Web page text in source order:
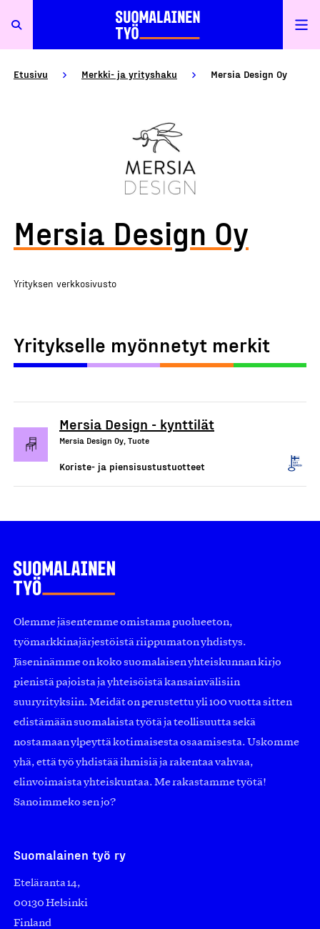
Etusivu Merkki- ja yrityshaku Mersia Design Oy
Mersia Design Oy
Yrityksen verkkosivusto
Yritykselle myönnetyt merkit
Mersia Design - kynttilät
Mersia Design Oy, Tuote
Koriste- ja piensisustustuotteet
Olemme jäsentemme omistama puolueeton,
työmarkkinajärjestöistä riippumaton yhdistys.
Jäseninämme on koko suomalaisen yhteiskunnan kirjo
pienistä pajoista ja yhteisöistä kansainvälisiin
suuryrityksiin. Meidät on perustettu yli 100 vuotta sitten
edistämään suomalaista työtä ja teollisuutta sekä
nostamaan ylpeyttä kotimaisesta osaamisesta. Uskomme
yhä, että työ yhdistää ihmisiä ja rakentaa vahvaa,
elinvoimaista yhteiskuntaa. Me rakastamme työtä!
Sanoimmeko sen jo?
Suomalainen työ ry
Eteläranta 14,
00130 Helsinki
Finland